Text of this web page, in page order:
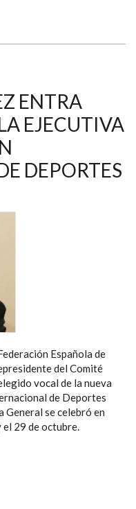
ENTRA
EJECUTIVA
DEPORTES
Española de
del Comité
vocal de la nueva
de Deportes
General se celebró en
el 29 de octubre.